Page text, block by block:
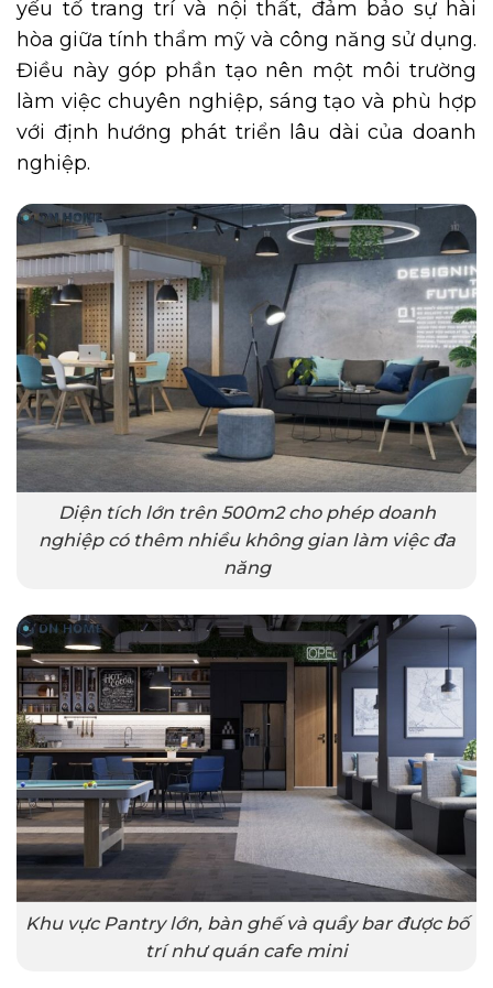
yếu tố trang trí và nội thất, đảm bảo sự hài
hòa giữa tính thẩm mỹ và công năng sử dụng.
Điều này góp phần tạo nên một môi trường
làm việc chuyên nghiệp, sáng tạo và phù hợp
với định hướng phát triển lâu dài của doanh
nghiệp.
Diện tích lớn trên 500m2 cho phép doanh
nghiệp có thêm nhiều không gian làm việc đa
năng
Khu vực Pantry lớn, bàn ghế và quầy bar được bố
trí như quán cafe mini